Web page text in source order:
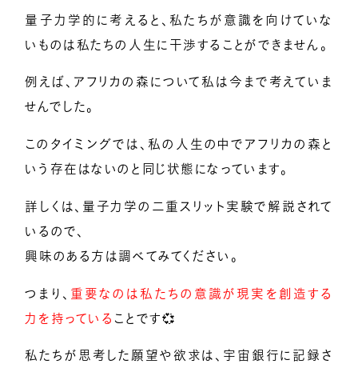
量子力学的に考えると、私たちが意識を向けていな
いものは私たちの人生に干渉することができません。
例えば、アフリカの森について私は今まで考えていま
せんでした。
このタイミングでは、私の人生の中でアフリカの森と
いう存在はないのと同じ状態になっています。
詳しくは、量子力学の二重スリット実験で解説されて
いるので、
興味のある方は調べてみてください。
つまり、 重要なのは私たちの意識が現実を創造する
力を持っている ことです💞
私たちが思考した願望や欲求は、宇宙銀行に記録さ